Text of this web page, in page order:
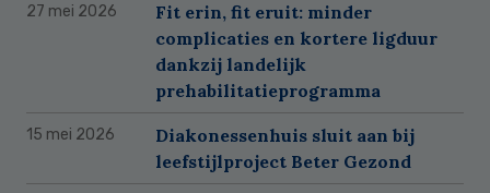
27 mei 2026
Fit erin, fit eruit: minder
complicaties en kortere ligduur
dankzij landelijk
prehabilitatieprogramma
15 mei 2026
Diakonessenhuis sluit aan bij
leefstijlproject Beter Gezond